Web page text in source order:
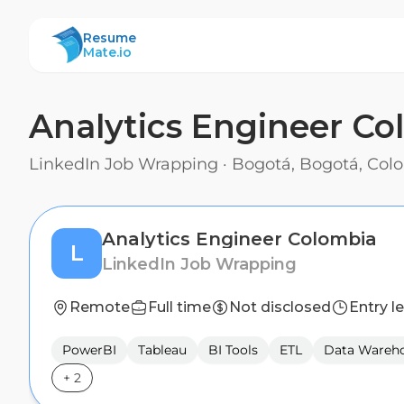
ResumeMate
Resume
Mate.io
Analytics Engineer
LinkedIn Job Wrapping · Bogotá, Bogotá,
L
Analytics Engineer Colombia
LinkedIn Job Wrapping
Remote Full time Not disclosed Entry
PowerBI Tableau BI Tools ETL
Data
+ 2